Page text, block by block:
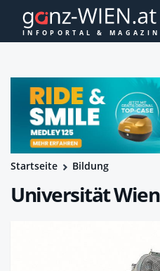
Startseite Bildung
Universität Wien